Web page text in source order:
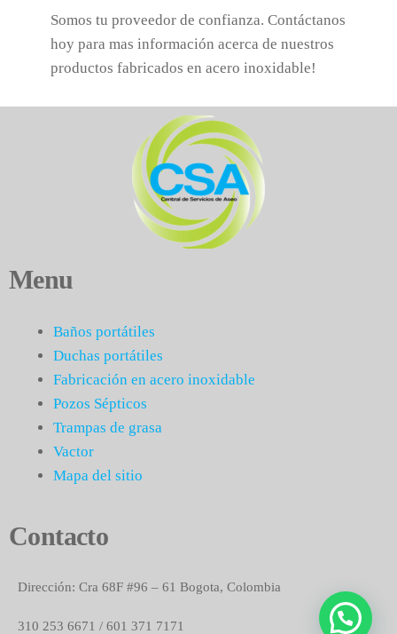
Somos tu proveedor de confianza. Contáctanos
hoy para mas información acerca de nuestros
productos fabricados en acero inoxidable!
Menu
Baños portátiles
Duchas portátiles
Fabricación en acero inoxidable
Pozos Sépticos
Trampas de grasa
Vactor
Mapa del sitio
Contacto
Dirección: Cra 68F #96 – 61 Bogota, Colombia
310 253 6671 / 601 371 7171